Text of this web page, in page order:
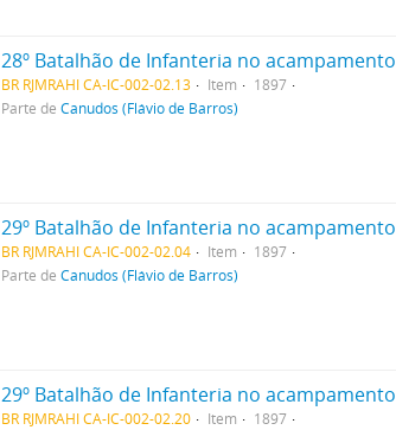
28º Batalhão de Infanteria no acampamento
BR RJMRAHI CA-IC-002-02.13 Item
1897
Parte deCanudos (Flávio de Barros)
29º Batalhão de Infanteria no acampamento
BR RJMRAHI CA-IC-002-02.04 Item
1897
Parte deCanudos (Flávio de Barros)
29º Batalhão de Infanteria no acampamento
BR RJMRAHI CA-IC-002-02.20 Item
1897